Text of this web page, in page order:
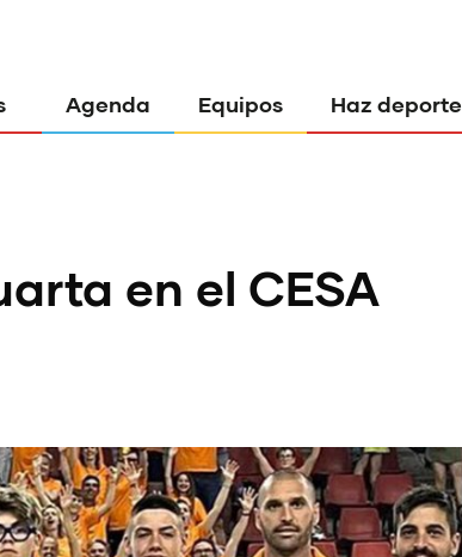
Agenda Equipos Haz deporte
en el CESA